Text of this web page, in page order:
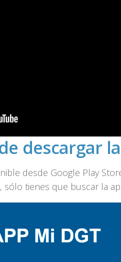
descargar
desde Google Play
sólo tienes que buscar la